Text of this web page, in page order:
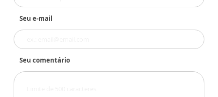
Seu e-mail
Seu comentário